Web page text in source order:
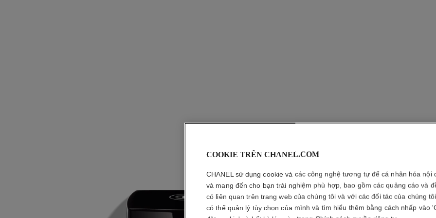
OMBRE
Màu Mắt Đa Dụng
Xem thêm chi tiết
Tham chiếu
COOKIE TRÊN CHANEL.COM
CHANEL sử dụng cookie và các công nghệ tương tự để cá nhân hóa nội
và mang đến cho bạn trải nghiệm phù hợp, bao gồm các quảng cáo và
có liên quan trên trang web của chúng tôi và với các đối tác của chúng
có thể quản lý tùy chọn của mình và tìm hiểu thêm bằng cách nhấp vào